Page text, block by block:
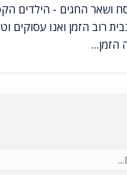
ושאר החגים - הילדים
רוב הזמן ואנו עסוקים
הזמן…